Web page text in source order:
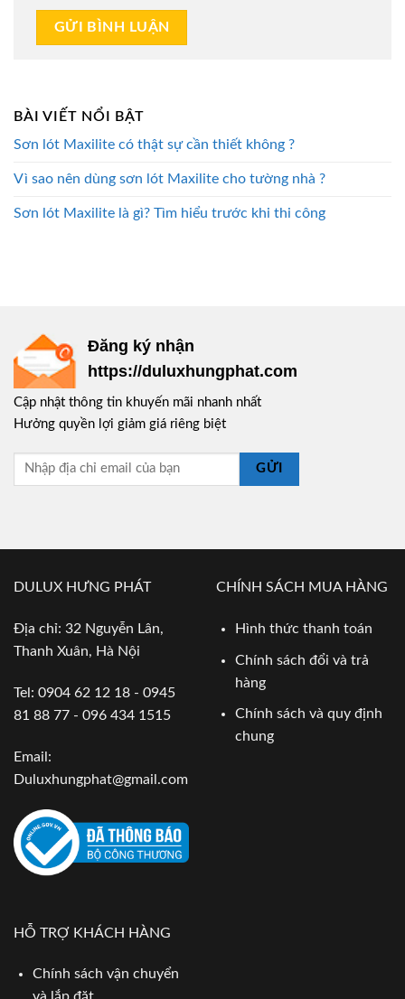
BÀI VIẾT NỔI BẬT
Sơn lót Maxilite có thật sự cần thiết không ?
Vì sao nên dùng sơn lót Maxilite cho tường nhà ?
Sơn lót Maxilite là gì? Tìm hiểu trước khi thi công
Đăng ký nhận
https://duluxhungphat.com
Cập nhật thông tin khuyến mãi nhanh nhất
Hưởng quyền lợi giảm giá riêng biệt
GỬI
DULUX HƯNG PHÁT
Địa chỉ: 32 Nguyễn Lân,
Thanh Xuân, Hà Nội
Tel: 0904 62 12 18 - 0945
81 88 77 - 096 434 1515
Email:
Duluxhungphat@gmail.com
CHÍNH SÁCH MUA HÀNG
Hình thức thanh toán
Chính sách đổi và trả
hàng
Chính sách và quy định
chung
HỖ TRỢ KHÁCH HÀNG
Chính sách vận chuyển